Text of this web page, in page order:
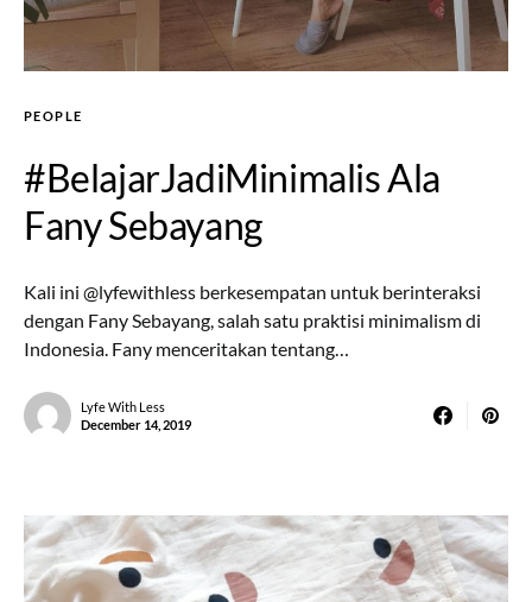
PEOPLE
#BelajarJadiMinimalis Ala
Fany Sebayang
Kali ini @lyfewithless berkesempatan untuk berinteraksi
dengan Fany Sebayang, salah satu praktisi minimalism di
Indonesia. Fany menceritakan tentang…
Lyfe With Less
December 14, 2019